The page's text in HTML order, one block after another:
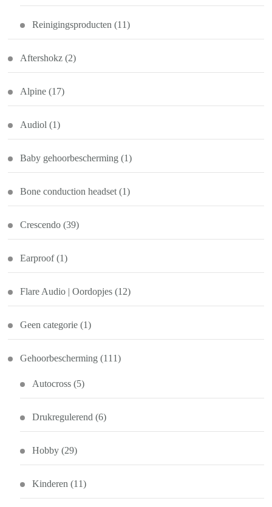
Reinigingsproducten (11)
Aftershokz (2)
Alpine (17)
Audiol (1)
Baby gehoorbescherming (1)
Bone conduction headset (1)
Crescendo (39)
Earproof (1)
Flare Audio | Oordopjes (12)
Geen categorie (1)
Gehoorbescherming (111)
Autocross (5)
Drukregulerend (6)
Hobby (29)
Kinderen (11)